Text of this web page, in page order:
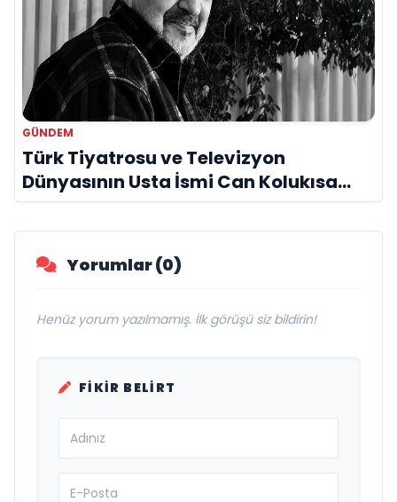
GÜNDEM
Türk Tiyatrosu ve Televizyon
Dünyasının Usta İsmi Can Kolukısa
Hayatını Kaybetti
Yorumlar (0)
Henüz yorum yazılmamış. İlk görüşü siz bildirin!
FIKIR BELIRT